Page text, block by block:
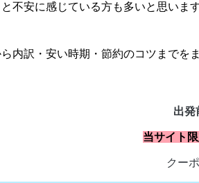
不安に感じている方も多いと思いま
内訳・安い時期・節約のコツまで
出発
当サイト
クー